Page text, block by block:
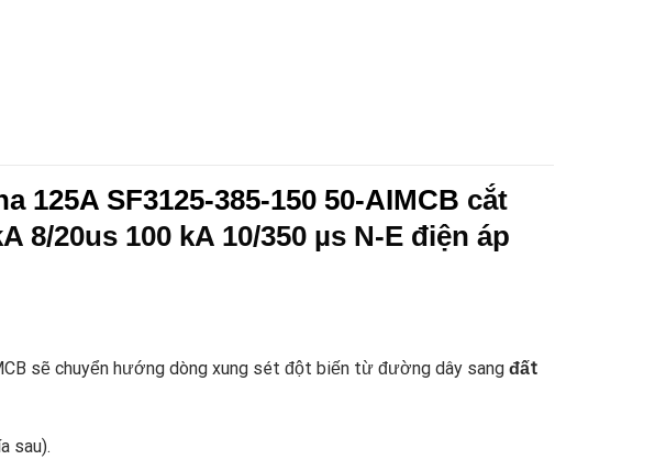
125A SF3125-385-150 50-AIMCB cắt
20us 100 kA 10/350 µs N-E điện áp
sẽ chuyển hướng dòng xung sét đột biến từ đường dây sang đất
sau).